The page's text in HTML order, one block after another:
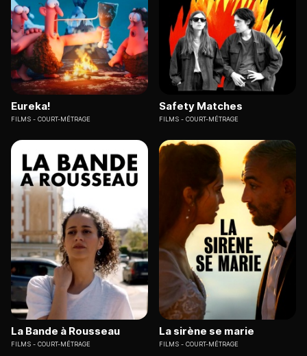
Eureka!
FILMS COURT-MÉTRAGE
Safety Matches
FILMS COURT-MÉTRAGE
La Bande à Rousseau
FILMS COURT-MÉTRAGE
La sirène se marie
FILMS COURT-MÉTRAGE